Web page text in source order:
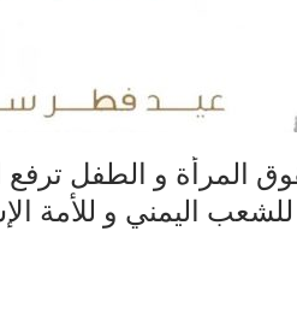
المرأة و الطفل
للشعب اليمني و للأمة